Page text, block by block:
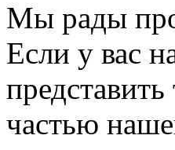
Мы рады
Если у вас
частью